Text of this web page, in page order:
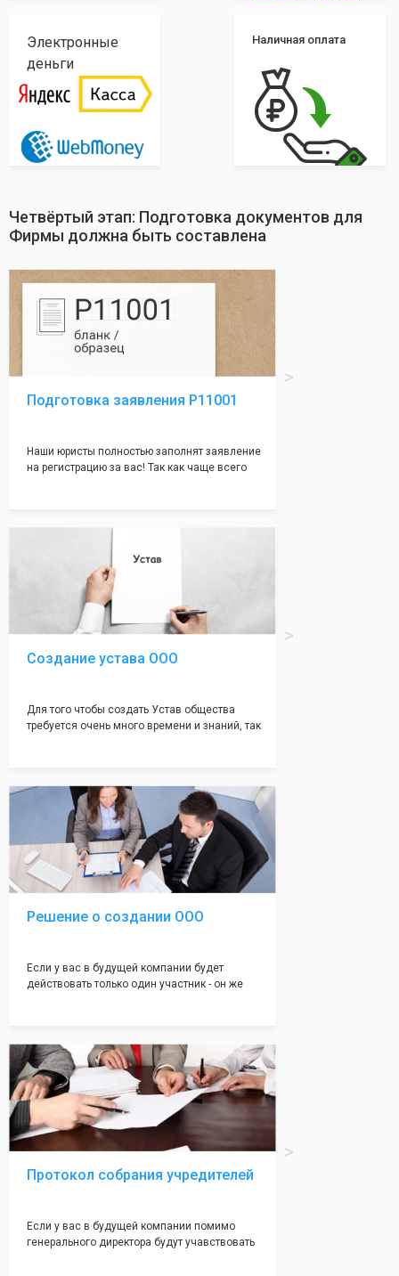
Электронные
деньги
Наличная оплата
Четвёртый этап: Подготовка документов для
Фирмы должна быть составлена
Подготовка заявления Р11001
Наши юристы полностью заполнят заявление
на регистрацию за вас! Так как чаще всего
большая часть отказов - наши юристы с
оформление самого сложного документа на
себя! Многолетний опыт работы наших
юристов позволяет оформлять заявление без
ошибок, тем самым гарантируя вам
успешную регистрацию в налоговой
Создание устава ООО
Для того чтобы создать Устав общества
требуется очень много времени и знаний, так
Наша компания предоставит вам свой
уникальный Устав Общества, который
подойдет для любой компании. Устав,
сделанный нашими профессиональными
юристами, успешно проходит регистрацию в
налоговой инспекции!
Решение о создании ООО
Если у вас в будущей компании будет
действовать только один участник - он же
грамотно составят данное заявление, а Вам
нужно будет только поставить подпись на
нём!
Протокол собрания учредителей
Если у вас в будущей компании помимо
генерального директора будут учавствовать